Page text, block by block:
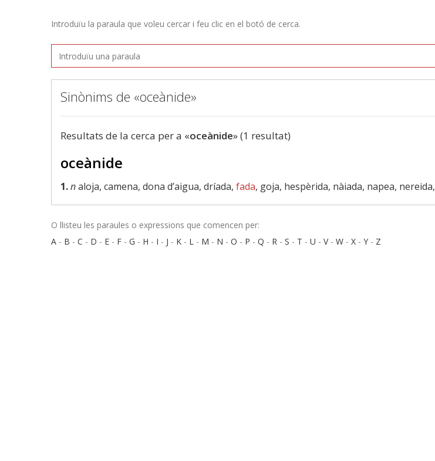
Introduïu la paraula que voleu cercar i feu clic en el botó de cerca.
Sinònims de «oceànide»
Resultats de la cerca per a «oceànide» (1 resultat)
oceànide
1.naloja, camena, dona d’aigua, dríada, fada, goja, hespèrida, nàiada, napea, nereida,
O llisteu les paraules o expressions que comencen per:
A - B - C - D - E - F - G - H - I - J - K - L - M - N - O - P - Q - R - S - T - U - V- W - X - Y - Z